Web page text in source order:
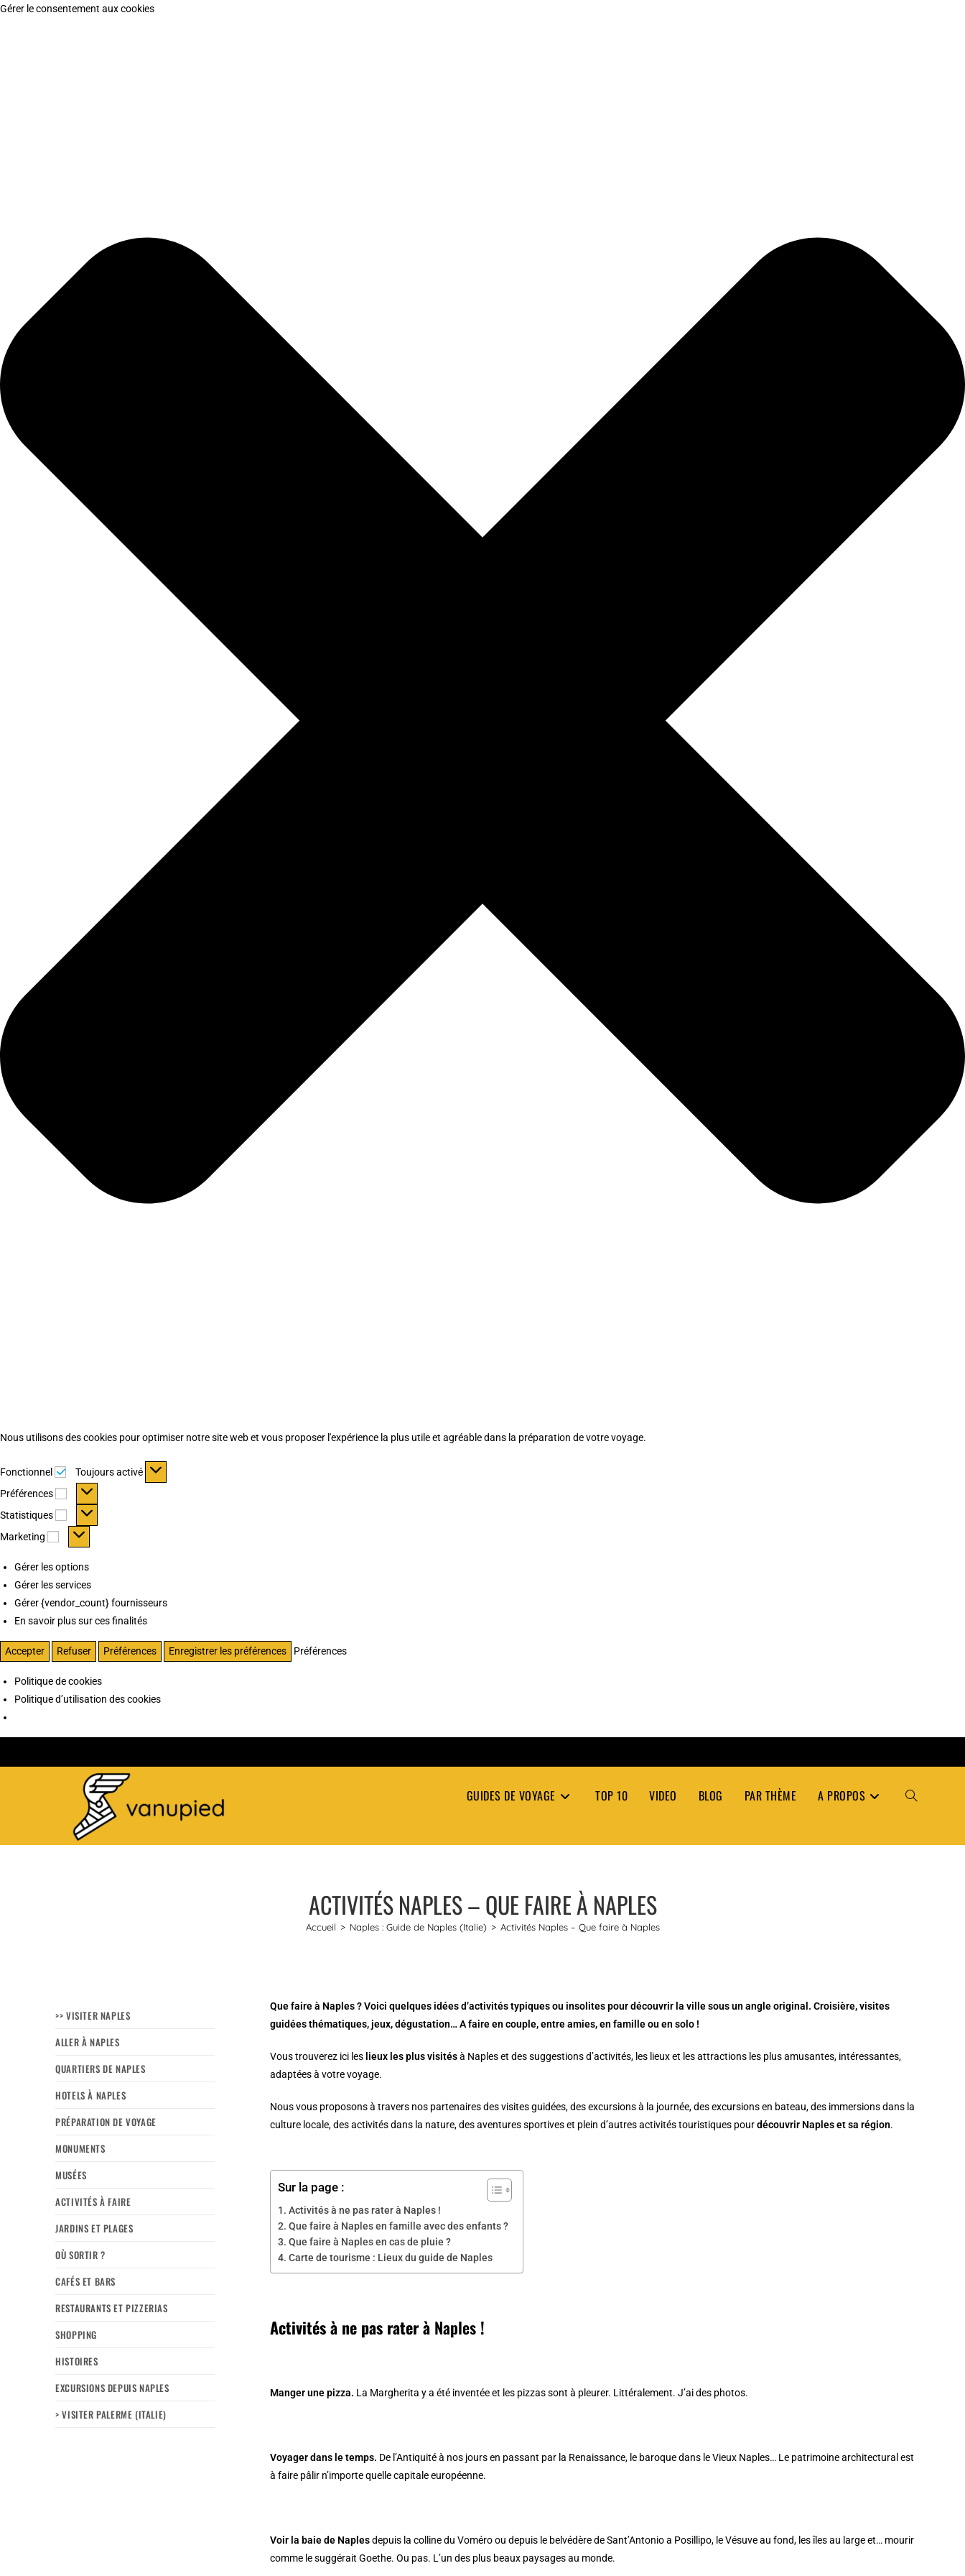
Gérer le consentement aux cookies
Nous utilisons des cookies pour optimiser notre site web et vous proposer l'expérience la plus utile et agréable dans la préparation de votre voyage.
Fonctionnel Fonctionnel
Toujours activé
Préférences
Préférences
Statistiques Statistiques
Marketing Marketing
Gérer les options
Gérer les services
Gérer {vendor_count} fournisseurs
En savoir plus sur ces finalités
Accepter Refuser Préférences Enregistrer les préférences Préférences
Politique de cookies
Politique d’utilisation des cookies
GUIDES DE VOYAGE TOP 10 VIDEO BLOG PAR THÈME A PROPOS TOGGLE
ACTIVITÉS NAPLES – QUE FAIRE À NAPLES
Accueil > Naples : Guide de Naples (Italie) > Activités Naples – Que faire à Naples
Que faire à Naples ? Voici quelques idées d’activités typiques ou insolites pour découvrir la ville sous un angle original. Croisière, visites
guidées thématiques, jeux, dégustation… A faire en couple, entre amies, en famille ou en solo !
Vous trouverez ici les lieux les plus visitésà Napleset des suggestions d’activités, les lieux et les attractions les plus amusantes, intéressantes,
adaptées à votre voyage.
Nous vous proposons à travers nos partenaires des visites guidées, des excursions à la journée, des excursions en bateau, des immersions dans la
culture locale, des activités dans la nature, des aventures sportives et plein d’autres activités touristiques pourdécouvrir Naples et sa région.
Sur la page :
Activités à ne pas rater à Naples !
Que faire à Naples en famille avec des enfants ?
Que faire à Naples en cas de pluie ?
Carte de tourisme : Lieux du guide de Naples
Activités à ne pas rater à Naples !
Manger une pizza. La Margherita y a été inventée et les pizzas sont à pleurer. Littéralement. J’ai des photos.
Voyager dans le temps. De l’Antiquité à nos jours en passant par la Renaissance, le baroque dans leVieux Naples… Le patrimoine architectural est
à faire pâlir n’importe quelle capitale européenne.
Voir la baie de Naplesdepuis lacolline du Voméroou depuis le belvédère de Sant’Antonio a Posillipo, le Vésuve au fond, les îles au large et… mourir
comme le suggérait Goethe. Ou pas. L’un des plus beaux paysages au monde.
>> VISITER NAPLES
ALLER À NAPLES
QUARTIERS DE NAPLES
HOTELS À NAPLES
PRÉPARATION DE VOYAGE
MONUMENTS
MUSÉES
ACTIVITÉS À FAIRE
JARDINS ET PLAGES
OÙ SORTIR ?
CAFÉS ET BARS
RESTAURANTS ET PIZZERIAS
SHOPPING
HISTOIRES
EXCURSIONS DEPUIS NAPLES
> VISITER PALERME (ITALIE)